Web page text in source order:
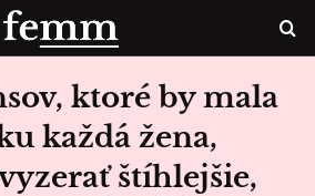
ktoré by mala
každá žena,
štíhlejšie,